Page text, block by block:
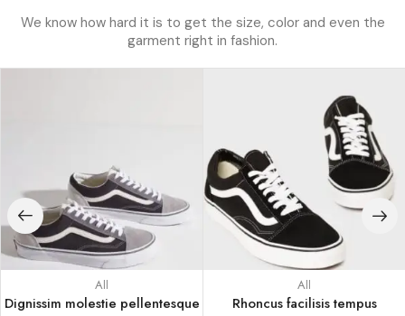
We know how hard it is to get the size, color and even the
garment right in fashion.
All
Dignissim molestie pellentesque
All
Rhoncus facilisis tempus